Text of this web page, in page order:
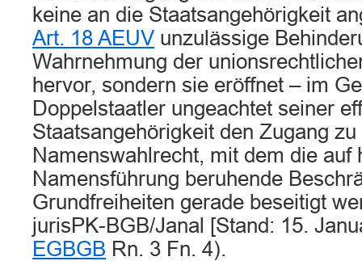
keine an die Staatsangehörigkeit
Art. 18 AEUV unzulässige
Wahrnehmung der
hervor, sondern sie eröffnet – im
Doppelstaatler ungeachtet seiner
Staatsangehörigkeit den Zugang
Namenswahlrecht, mit dem die auf
Namensführung beruhende
Grundfreiheiten gerade beseitigt
jurisPK-BGB/Janal [Stand: 15.
EGBGB Rn. 3 Fn. 4).